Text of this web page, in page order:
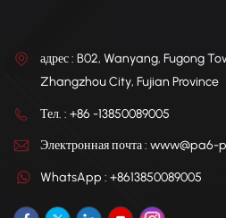
адрес : B02, Wanyang, Fugong
Zhangzhou City, Fujian Province
Тел. : +86 -13850089005
Электронная почта :
WhatsApp : +8613850089005